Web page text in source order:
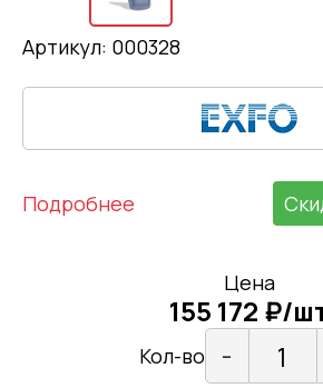
Артикул: 000328
Подробнее
Цена
155 172 ₽/
Кол-во -